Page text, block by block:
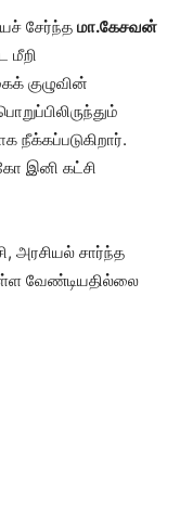
சேர்ந்த மா.கேசவன்
மீறி
குழுவின்
நீக்கப்படுகிறார்.
இனி கட்சி
அரசியல் சார்ந்த
வேண்டியதில்லை